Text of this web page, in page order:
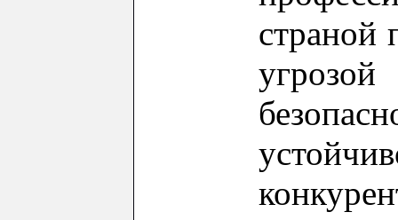
страной